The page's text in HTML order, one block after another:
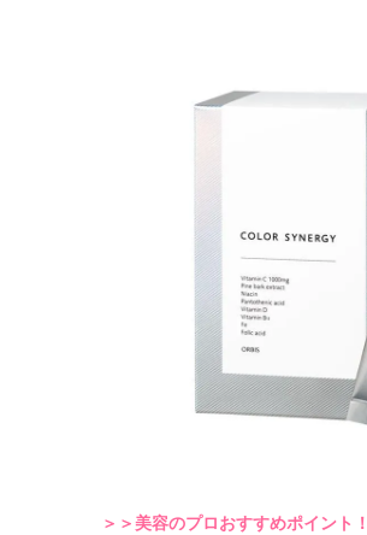
＞＞美容のプロおすすめポイント！